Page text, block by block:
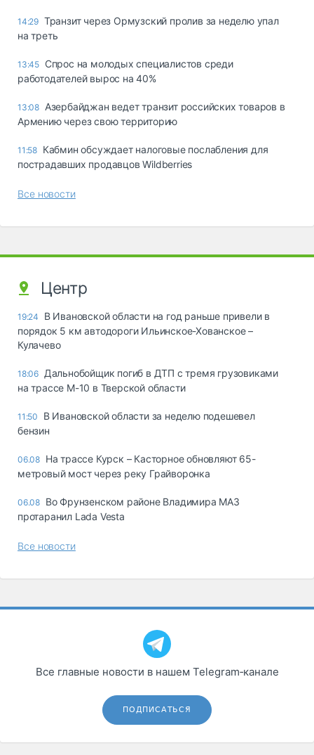
14:29 Транзит через Ормузский пролив за неделю упал
на треть
13:45 Спрос на молодых специалистов среди
работодателей вырос на 40%
13:08 Азербайджан ведет транзит российских товаров в
Армению через свою территорию
11:58 Кабмин обсуждает налоговые послабления для
пострадавших продавцов Wildberries
Все новости
Центр
19:24
В Ивановской области на год раньше привели в
порядок 5 км автодороги Ильинское-Хованское –
Кулачево
18:06 Дальнобойщик погиб в ДТП с тремя грузовиками
на трассе М-10 в Тверской области
11:50
В Ивановской области за неделю подешевел
бензин
06.08 На трассе Курск – Касторное обновляют 65-
метровый мост через реку Грайворонка
06.08 Во Фрунзенском районе Владимира МАЗ
протаранил Lada Vesta
Все новости
Все главные новости в нашем Telegram‑канале
ПОДПИСАТЬСЯ